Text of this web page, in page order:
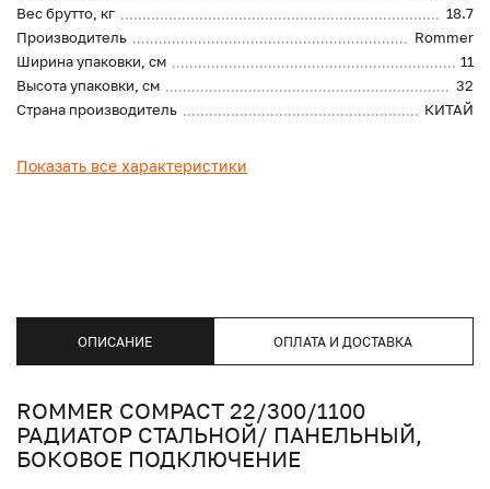
Вес брутто, кг
18.7
Производитель
Rommer
Ширина упаковки, см
11
Высота упаковки, см
32
Страна производитель
КИТАЙ
Показать все характеристики
ОПИСАНИЕ ОПЛАТА И ДОСТАВКА
ROMMER COMPACT 22/300/1100
РАДИАТОР СТАЛЬНОЙ/ ПАНЕЛЬНЫЙ,
БОКОВОЕ ПОДКЛЮЧЕНИЕ